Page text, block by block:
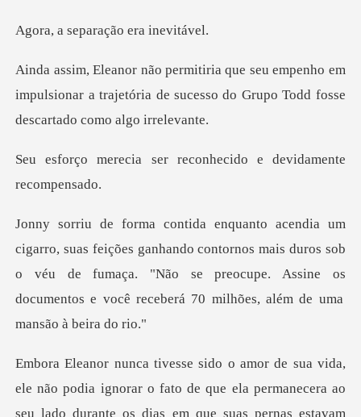
paração era
nho em
impulsionar a trajetória de sucesso do Gr
er reconhecido e devi
hando contornos mais duros sob
o véu de fumaça. "Não se preocupe. Assine os
o fato de que ela permanecera ao
seu lado durante os dias em que suas pern